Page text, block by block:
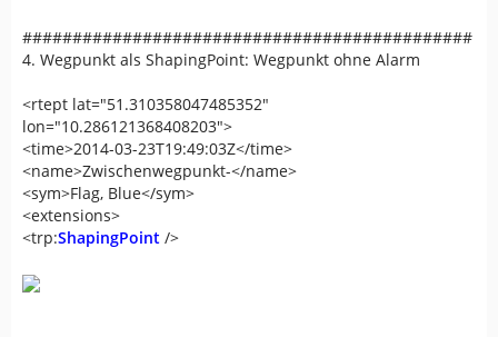
#############################################
4. Wegpunkt als ShapingPoint: Wegpunkt ohne Alarm
<rtept lat="51.310358047485352"
lon="10.286121368408203">
<time>2014-03-23T19:49:03Z</time>
<name>Zwischenwegpunkt-</name>
<sym>Flag, Blue</sym>
<extensions>
<trp:ShapingPoint />